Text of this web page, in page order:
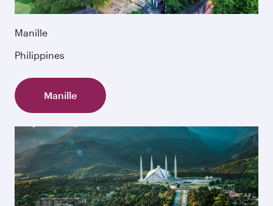
Manille
Philippines
Manille